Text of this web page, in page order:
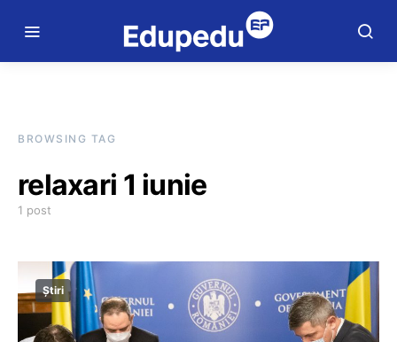
BROWSING TAG
relaxari 1 iunie
1 post
Știri